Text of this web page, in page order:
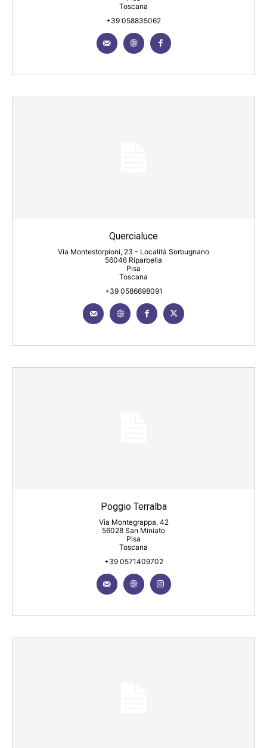
Toscana
+39 058835062
Quercialuce
Via Montestorpioni, 23 - Località Sorbugnano
56046 Riparbella
Pisa
Toscana
+39 0586698091
Poggio Terralba
Via Montegrappa, 42
56028 San Miniato
Pisa
Toscana
+39 0571409702